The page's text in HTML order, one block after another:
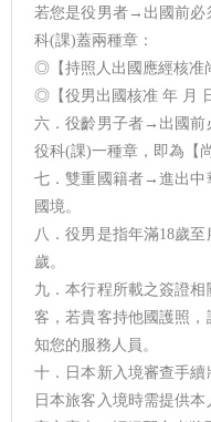
若您是役男者→出國前必
科(課)蓋兩種章：
◎【持照人出國應經核准
◎【役男出國核准 年 月
六．役齡男子者→出國前
役科(課)一種章，即為【
七．雙重國籍者→進出中
國境。
八．役男是指年滿18歲
歲。
九．本行程所載之簽證
客，若貴客持他國護照
知您的服務人員。
十．日本新入境審查手續
日本旅客入境時需提供